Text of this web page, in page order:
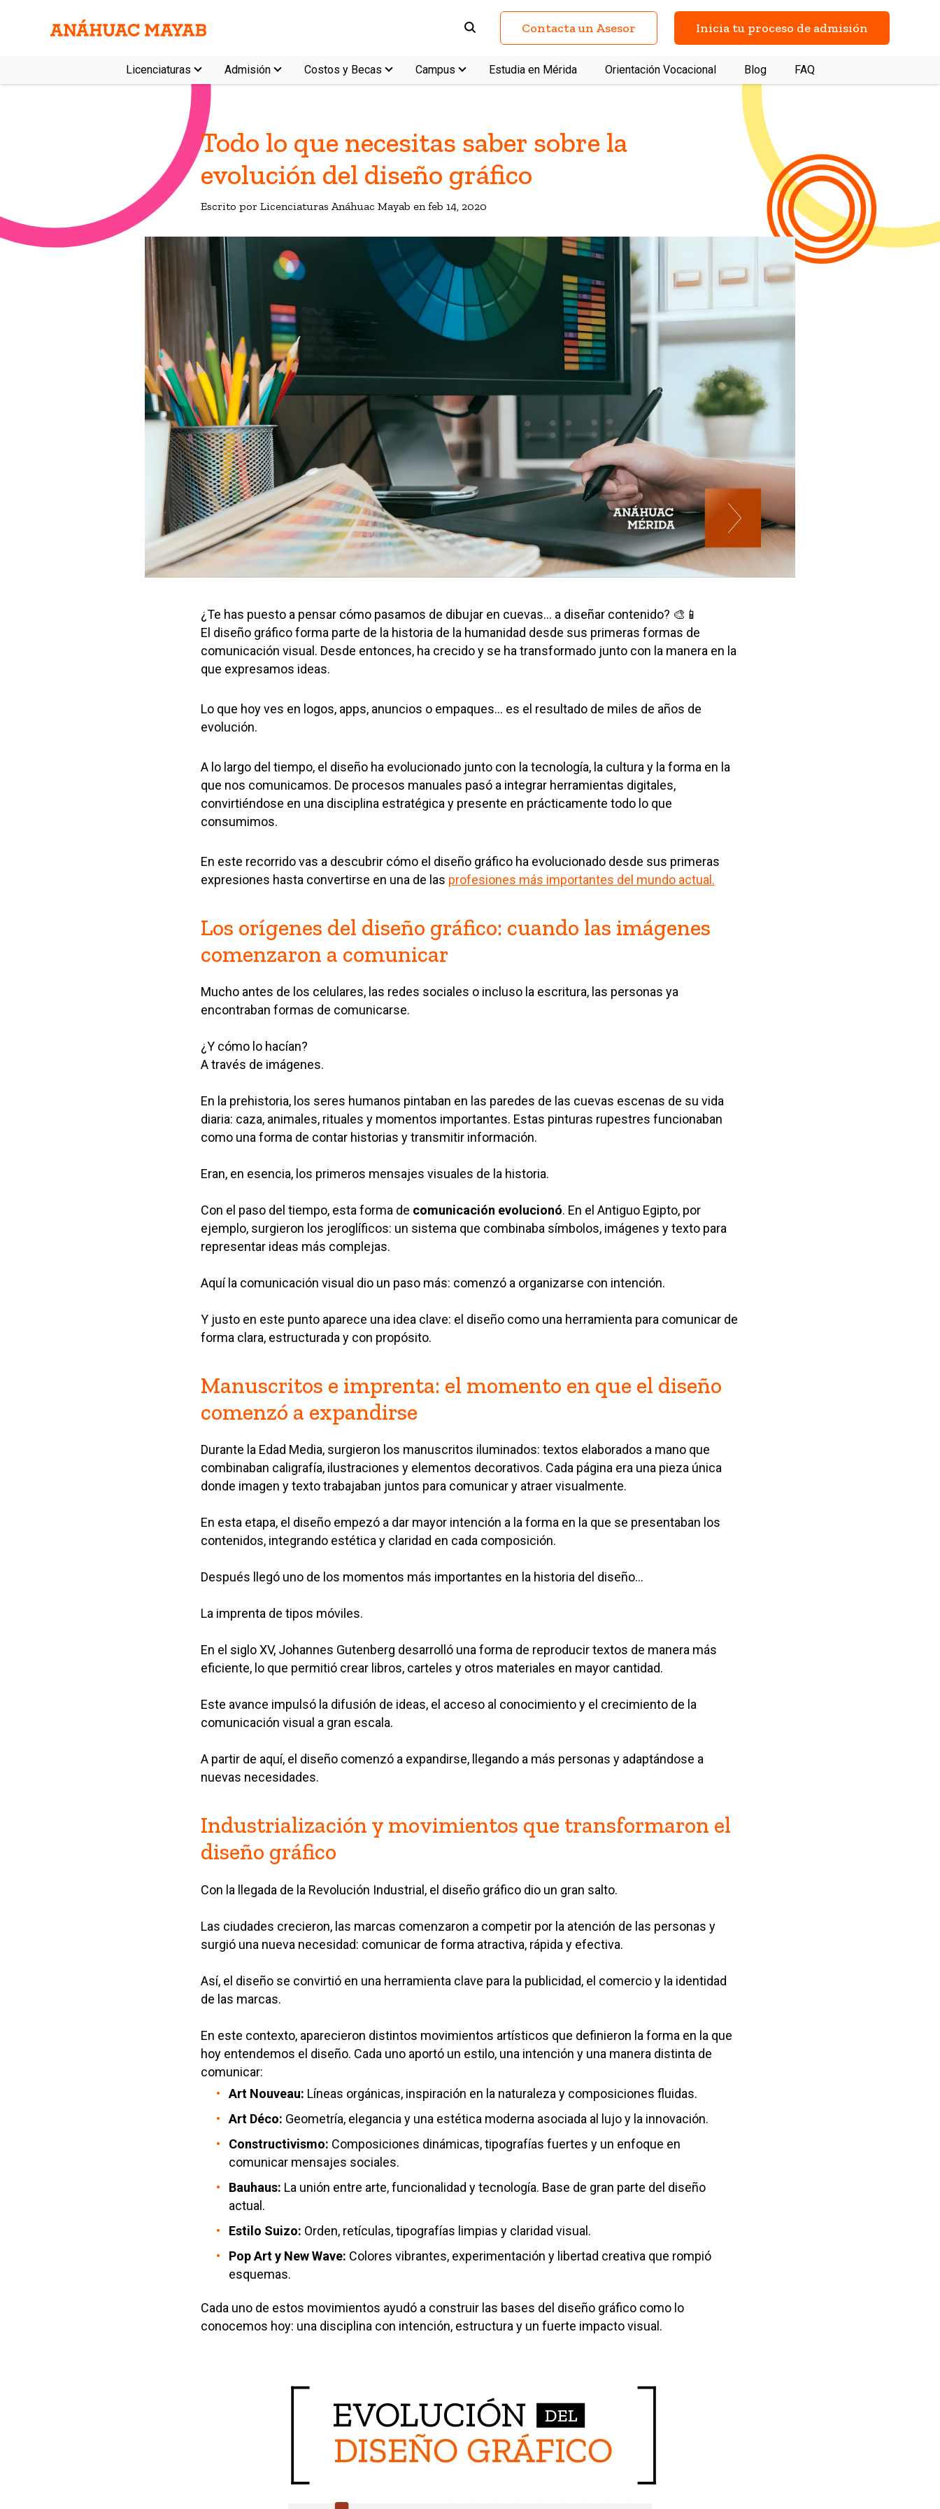
Contacta un Asesor Inicia tu proceso de admisión
Licenciaturas Admisión Costos y Becas Campus Estudia en Mérida Orientación Vocacional Blog FAQ
Todo lo que necesitas saber sobre la
evolución del diseño gráfico
Escrito por Licenciaturas Anáhuac Mayab enfeb 14, 2020
¿Te has puesto a pensar cómo pasamos de dibujar en cuevas… a diseñar contenido? 🎨📱
El diseño gráfico forma parte de la historia de la humanidad desde sus primeras formas de
comunicación visual. Desde entonces, ha crecido y se ha transformado junto con la manera en la
que expresamos ideas.
Lo que hoy ves en logos, apps, anuncios o empaques… es el resultado de miles de años de
evolución.
A lo largo del tiempo, el diseño ha evolucionado junto con la tecnología, la cultura y la forma en la
que nos comunicamos. De procesos manuales pasó a integrar herramientas digitales,
convirtiéndose en una disciplina estratégica y presente en prácticamente todo lo que
consumimos.
En este recorrido vas a descubrir cómo el diseño gráfico ha evolucionado desde sus primeras
expresiones hasta convertirse en una de las profesiones más importantes del mundo actual.
Los orígenes del diseño gráfico: cuando las imágenes
comenzaron a comunicar
Mucho antes de los celulares, las redes sociales o incluso la escritura, las personas ya
encontraban formas de comunicarse.
¿Y cómo lo hacían?
A través de imágenes.
En la prehistoria, los seres humanos pintaban en las paredes de las cuevas escenas de su vida
diaria: caza, animales, rituales y momentos importantes. Estas pinturas rupestres funcionaban
como una forma de contar historias y transmitir información.
Eran, en esencia, los primeros mensajes visuales de la historia.
Con el paso del tiempo, esta forma de comunicación evolucionó. En el Antiguo Egipto, por
ejemplo, surgieron los jeroglíficos: un sistema que combinaba símbolos, imágenes y texto para
representar ideas más complejas.
Aquí la comunicación visual dio un paso más: comenzó a organizarse con intención.
Y justo en este punto aparece una idea clave: el diseño como una herramienta para comunicar de
forma clara, estructurada y con propósito.
Manuscritos e imprenta: el momento en que el diseño
comenzó a expandirse
Durante la Edad Media, surgieron los manuscritos iluminados: textos elaborados a mano que
combinaban caligrafía, ilustraciones y elementos decorativos. Cada página era una pieza única
donde imagen y texto trabajaban juntos para comunicar y atraer visualmente.
En esta etapa, el diseño empezó a dar mayor intención a la forma en la que se presentaban los
contenidos, integrando estética y claridad en cada composición.
Después llegó uno de los momentos más importantes en la historia del diseño…
La imprenta de tipos móviles.
En el siglo XV, Johannes Gutenberg desarrolló una forma de reproducir textos de manera más
eficiente, lo que permitió crear libros, carteles y otros materiales en mayor cantidad.
Este avance impulsó la difusión de ideas, el acceso al conocimiento y el crecimiento de la
comunicación visual a gran escala.
A partir de aquí, el diseño comenzó a expandirse, llegando a más personas y adaptándose a
nuevas necesidades.
Industrialización y movimientos que transformaron el
diseño gráfico
Con la llegada de la Revolución Industrial, el diseño gráfico dio un gran salto.
Las ciudades crecieron, las marcas comenzaron a competir por la atención de las personas y
surgió una nueva necesidad: comunicar de forma atractiva, rápida y efectiva.
Así, el diseño se convirtió en una herramienta clave para la publicidad, el comercio y la identidad
de las marcas.
En este contexto, aparecieron distintos movimientos artísticos que definieron la forma en la que
hoy entendemos el diseño. Cada uno aportó un estilo, una intención y una manera distinta de
comunicar:
Art Nouveau: Líneas orgánicas, inspiración en la naturaleza y composiciones fluidas.
Art Déco: Geometría, elegancia y una estética moderna asociada al lujo y la innovación.
Constructivismo: Composiciones dinámicas, tipografías fuertes y un enfoque en
comunicar mensajes sociales.
Bauhaus: La unión entre arte, funcionalidad y tecnología. Base de gran parte del diseño
actual.
Estilo Suizo: Orden, retículas, tipografías limpias y claridad visual.
Pop Art y New Wave: Colores vibrantes, experimentación y libertad creativa que rompió
esquemas.
Cada uno de estos movimientos ayudó a construir las bases del diseño gráfico como lo
conocemos hoy: una disciplina con intención, estructura y un fuerte impacto visual.